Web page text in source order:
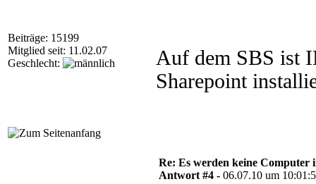
Beiträge: 15199
Mitglied seit: 11.02.07
Geschlecht:
Auf dem SBS ist
Sharepoint
Re: Es werden keine Computer
Antwort #4 - 06.07.10 um